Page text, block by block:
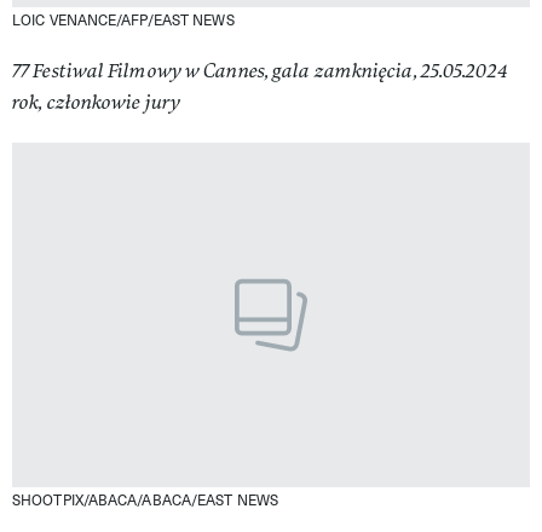
LOIC VENANCE/AFP/EAST NEWS
77 Festiwal Filmowy w Cannes, gala zamknięcia, 25.05.2024
rok, członkowie jury
SHOOTPIX/ABACA/ABACA/EAST NEWS